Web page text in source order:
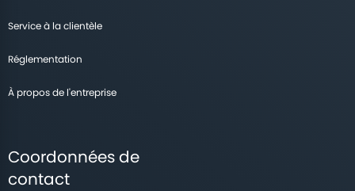
Service à la clientèle
Réglementation
À propos de l'entreprise
Coordonnées de
contact